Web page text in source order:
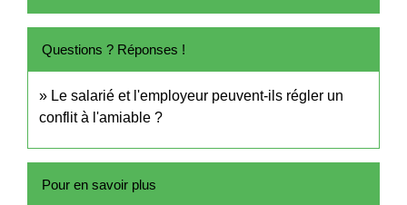
Questions ? Réponses !
Le salarié et l'employeur peuvent-ils régler un
conflit à l'amiable ?
Pour en savoir plus